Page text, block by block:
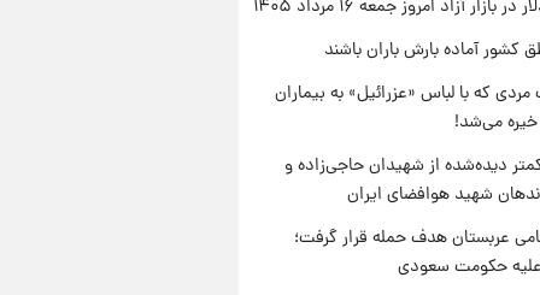
بازار آزاد امروز جمعه ۱۶ مرداد ۱۴۰۵
کشور آماده بارش باران باشند
که با لباس «عزرائیل» به بیماران
خیره می‌شد!
دیده‌شده از شهیدان حاجی‌زاده و
شهید هوافضای ایران
عربستان هدف حمله قرار گرفت؛
علیه حکومت سعودی